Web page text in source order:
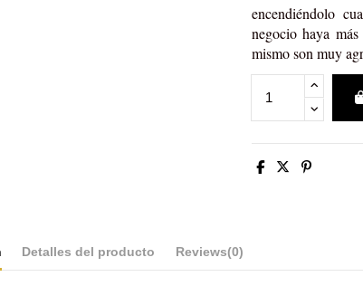
encendiéndolo
negocio haya
mismo son muy
Detalles del producto Reviews(0)